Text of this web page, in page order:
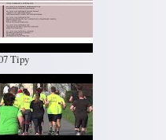
Tipy